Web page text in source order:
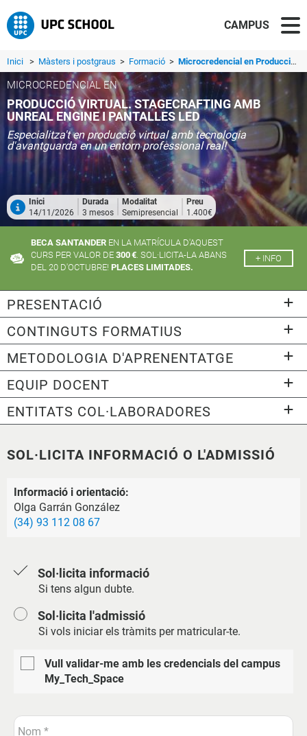
CAMPUS
Inici > Màsters i postgraus > Formació > Microcredencial en Producció Virtual. Stagecrafting amb Unreal Engine i Pantalles LED
MICROCREDENCIAL EN
PRODUCCIÓ VIRTUAL. STAGECRAFTING AMB
UNREAL ENGINE I PANTALLES LED
Especialitza't en producció virtual amb tecnologia
d'avantguarda en un entorn professional real!
Inici
14/11/2026
Durada
3 mesos
Modalitat
Semipresencial
Preu
1.400€
BECA SANTANDER EN LA MATRÍCULA D'AQUEST
CURS PER VALOR DE 300 €. SOL·LICITA-LA ABANS
DEL 20 D'OCTUBRE! PLACES LIMITADES.
+ INFO
PRESENTACIÓ
CONTINGUTS FORMATIUS
METODOLOGIA D'APRENENTATGE
EQUIP DOCENT
ENTITATS COL·LABORADORES
SOL·LICITA INFORMACIÓ O L'ADMISSIÓ
Informació i orientació:
Olga Garrán González
(34) 93 112 08 67
Sol·licita informació
Si tens algun dubte.
Sol·licita l'admissió
Si vols iniciar els tràmits per matricular-te.
Vull validar-me amb les credencials del campus
My_Tech_Space